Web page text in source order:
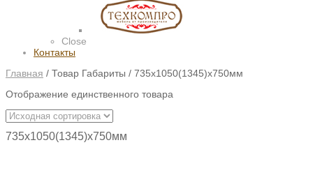
Close
Контакты
Главная / Товар Габариты / 735х1050(1345)х750мм
Отображение единственного товара
735х1050(1345)х750мм